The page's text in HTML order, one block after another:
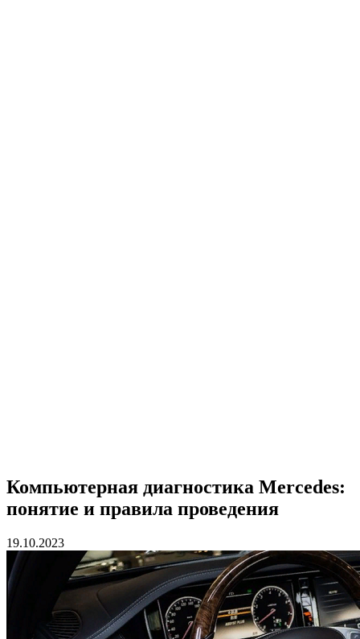
Компьютерная диагностика Mercedes:
понятие и правила проведения
19.10.2023